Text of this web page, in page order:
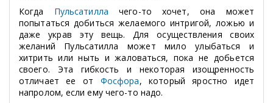
Когда Пульсатилла чего-то хочет, она может
попытаться добиться желаемого интригой, ложью и
даже украв эту вещь. Для осуществления своих
желаний Пульсатилла может мило улыбаться и
хитрить или ныть и жаловаться, пока не добьется
своего. Эта гибкость и некоторая изощренность
отличает ее от Фосфора, который яростно идет
напролом, если ему чего-то надо.